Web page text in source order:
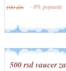
100 din · 0% popusta
500 rsd vaucer